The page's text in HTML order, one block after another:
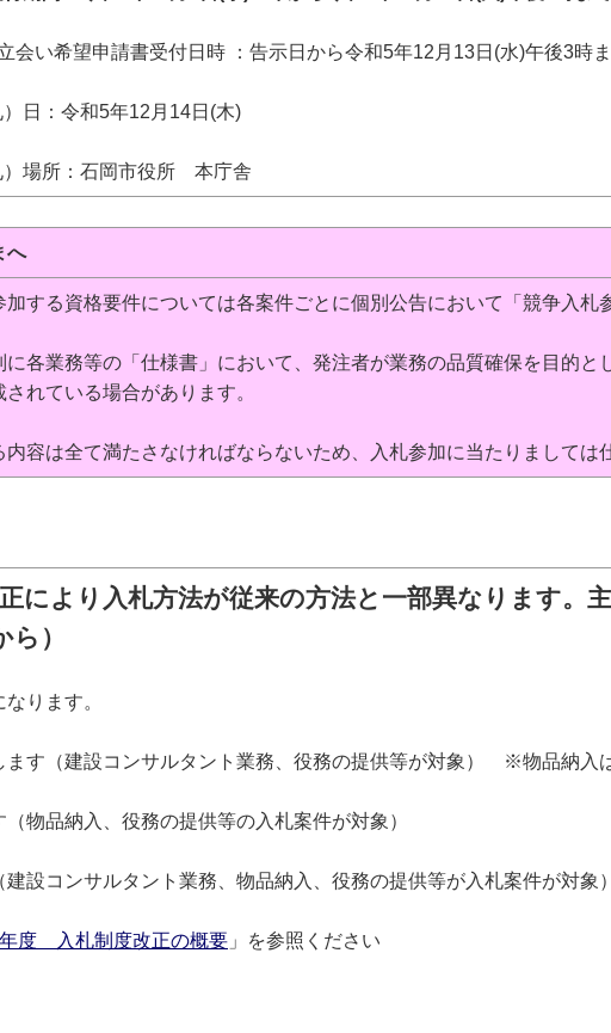
会い希望申請書受付日時 ：告示日から令和5年12月13日(水)午後3時
）日：令和5年12月14日(木)
）場所：石岡市役所 本庁舎
へ
する資格要件については各案件ごとに個別公告において「競争入札
に各業務等の「仕様書」において、発注者が業務の品質確保を目的と
れている場合があります。
容は全て満たさなければならないため、入札参加に当たりましては
により入札方法が従来の方法と一部異なります。
）
ります。
ます（建設コンサルタント業務、役務の提供等が対象） ※物品納入
（物品納入、役務の提供等の入札案件が対象）
建設コンサルタント業務、物品納入、役務の提供等が入札案件が対象）
度 入札制度改正の概要 」を参照ください